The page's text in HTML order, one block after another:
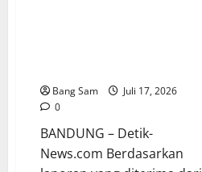
Bang Sam
Juli 17, 2026
0
BANDUNG – Detik-
News.com Berdasarkan